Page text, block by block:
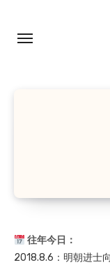
往年今日：
2021.8.6
：川陕苏区
：红四方面
：旧时流传
2018.8.6：明朝进士向
2021.8.6 ：川陕苏区